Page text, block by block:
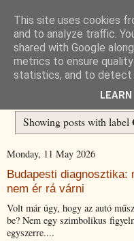
Havidíjas
Komplex
Showing posts with label
Monday, 11 May 2026
Budapesti diagnosztika:
nem ér rá várni
Volt már úgy, hogy az autó
be? Nem egy szimbolikus
egyszerre....
This site uses cookies
and to analyze traffic.
shared with Google
metrics to ensure
statistics, and to detect